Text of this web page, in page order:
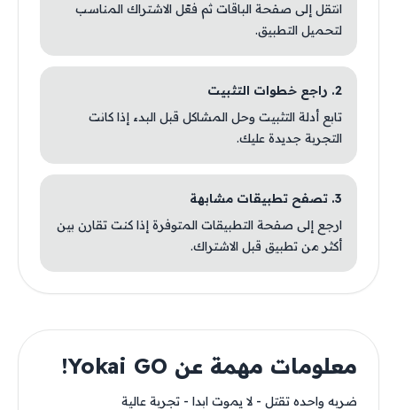
انتقل إلى صفحة الباقات ثم فعّل الاشتراك المناسب
لتحميل التطبيق.
2. راجع خطوات التثبيت
تابع أدلة التثبيت وحل المشاكل قبل البدء إذا كانت
التجربة جديدة عليك.
3. تصفح تطبيقات مشابهة
ارجع إلى صفحة التطبيقات المتوفرة إذا كنت تقارن بين
أكثر من تطبيق قبل الاشتراك.
معلومات مهمة عن Yokai GO!
ضربه واحده تقتل - لا يموت ابدا - تجربة عالية